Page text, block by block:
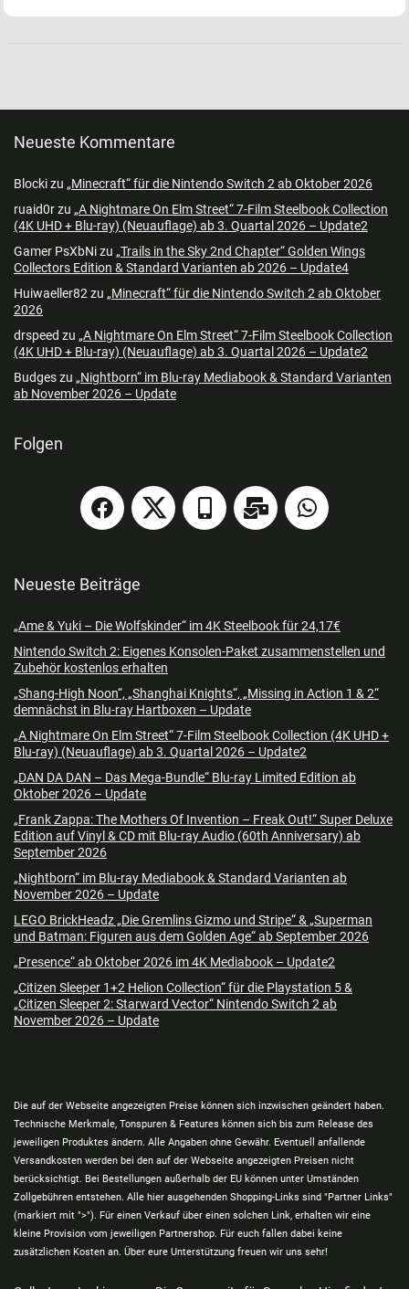
Neueste Kommentare
Blockizu „Minecraft“ für die Nintendo Switch 2 ab Oktober 2026
ruaid0rzu „A Nightmare On Elm Street“ 7-Film Steelbook Collection
(4K UHD + Blu-ray) (Neuauflage) ab 3. Quartal 2026 – Update2
Gamer PsXbNizu „Trails in the Sky 2nd Chapter“ Golden Wings
Collectors Edition & Standard Varianten ab 2026 – Update4
Huiwaeller82 zu „Minecraft“ für die Nintendo Switch 2 ab Oktober
2026
drspeed zu „A Nightmare On Elm Street“ 7-Film Steelbook Collection
(4K UHD + Blu-ray) (Neuauflage) ab 3. Quartal 2026 – Update2
Budgeszu „Nightborn“ im Blu-ray Mediabook & Standard Varianten
ab November 2026 – Update
Folgen
Neueste Beiträge
„Ame & Yuki – Die Wolfskinder“ im 4K Steelbook für 24,17€
Nintendo Switch 2: Eigenes Konsolen-Paket zusammenstellen und
Zubehör kostenlos erhalten
„Shang-High Noon“, „Shanghai Knights“, „Missing in Action 1 & 2“
demnächst in Blu-ray Hartboxen – Update
„A Nightmare On Elm Street“ 7-Film Steelbook Collection (4K UHD +
Blu-ray) (Neuauflage) ab 3. Quartal 2026 – Update2
„DAN DA DAN – Das Mega-Bundle“ Blu-ray Limited Edition ab
Oktober 2026 – Update
„Frank Zappa: The Mothers Of Invention – Freak Out!“ Super Deluxe
Edition auf Vinyl & CD mit Blu-ray Audio (60th Anniversary) ab
September 2026
„Nightborn“ im Blu-ray Mediabook & Standard Varianten ab
November 2026 – Update
LEGO BrickHeadz „Die Gremlins Gizmo und Stripe“ & „Superman
und Batman: Figuren aus dem Golden Age“ ab September 2026
„Presence“ ab Oktober 2026 im 4K Mediabook – Update2
„Citizen Sleeper 1+2 Helion Collection“ für die Playstation 5 &
„Citizen Sleeper 2: Starward Vector“ Nintendo Switch 2 ab
November 2026 – Update
Die auf der Webseite angezeigten Preise können sich inzwischen geändert haben.
Technische Merkmale, Tonspuren & Features können sich bis zum Release des
jeweiligen Produktes ändern. Alle Angaben ohne Gewähr. Eventuell anfallende
Versandkosten werden bei den auf der Webseite angezeigten Preisen nicht
berücksichtigt. Bei Bestellungen außerhalb der EU können unter Umständen
Zollgebühren entstehen. Alle hier ausgehenden Shopping-Links sind "Partner Links"
(markiert mit ">"). Für einen Verkauf über einen solchen Link, erhalten wir eine
kleine Provision vom jeweiligen Partnershop. Für euch fallen dabei keine
zusätzlichen Kosten an. Über eure Unterstützung freuen wir uns sehr!